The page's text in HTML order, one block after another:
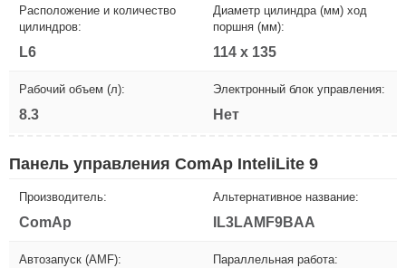
Расположение и количество
цилиндров:
L6
Диаметр цилиндра (мм) ход
поршня (мм):
114 х 135
Рабочий объем (л):
8.3
Электронный блок управления:
Нет
Панель управления ComAp InteliLite 9
Производитель:
ComAp
Альтернативное название:
IL3LAMF9BAA
Автозапуск (AMF): Параллельная работа: